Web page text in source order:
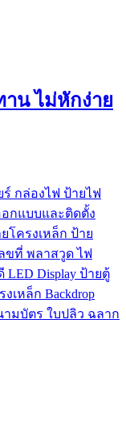
น ไม่หักง่าย
กล่องไฟ ป้ายไฟ
กแบบและติดตั้ง
โครงเหล็ก ป้าย
ขที่ พลาสวูด ไฟ
Display ป้ายตู้
เหล็ก Backdrop
ามบัตร ใบปลิว ฉลาก